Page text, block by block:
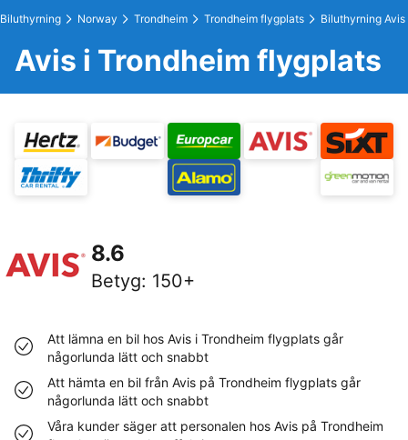
Biluthyrning Norway Trondheim Trondheim flygplats Biluthyrning Avis
Avis i Trondheim flygplats
8.6
Betyg: 150+
Att lämna en bil hos Avis i Trondheim flygplats går
någorlunda lätt och snabbt
Att hämta en bil från Avis på Trondheim flygplats går
någorlunda lätt och snabbt
Våra kunder säger att personalen hos Avis på Trondheim